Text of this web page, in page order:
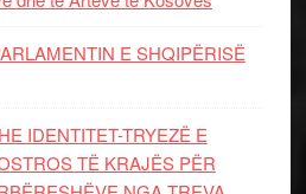
E SHQIPËRISË
IDENTITET-TRYEZË E
TË KRAJËS PËR